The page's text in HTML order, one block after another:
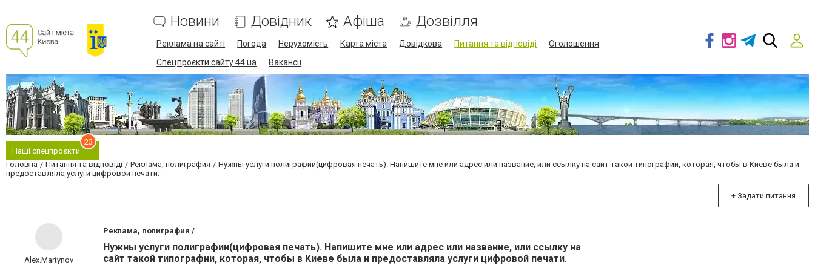
Новини Довідник Афіша Дозвілля
Реклама на сайті Погода Нерухомість Карта міста Довідкова Питання та відповіді
Оголошення
Спецпроєкти сайту 44.ua
Вакансії
Наші спецпроєкти
23
Головна Питання та відповіді Реклама, полиграфия
Нужны услуги полиграфии(цифровая печать). Напишите мне или адрес или название, или ссылку на сайт такой типографии, которая, чтобы в Киеве была и
предоставляла услуги цифровой печати.
+ Задати питання
Alex.Martynov
Реклама, полиграфия /
Нужны услуги полиграфии(цифровая печать). Напишите мне или адрес или название, или ссылку на
сайт такой типографии, которая, чтобы в Киеве была и предоставляла услуги цифровой печати.